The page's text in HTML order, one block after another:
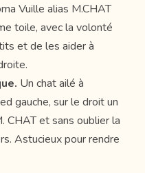
Vuille alias M.CHAT
toile, avec la volonté
et de les aider à
Un chat ailé à
gauche, sur le droit un
CHAT et sans oublier la
Astucieux pour rendre